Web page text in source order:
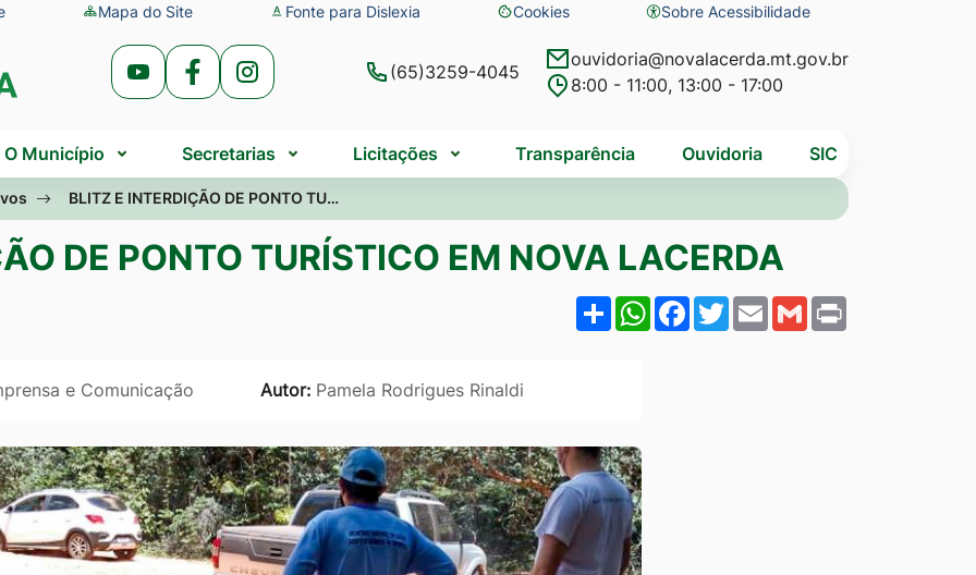
Mapa do Site Fonte para Dislexia Cookies
Abrir
preferências
de
Sobre Acessibilidade
Acessar
Rede
Social
Youtube
Acessar
Rede
Social
Facebook
Acessar
Rede
Social
Instagram
(65)3259-4045
ouvidoria@novalacerda.mt.gov.br
8:00 - 11:00, 13:00 - 17:00
O Município Secretarias Licitações Transparência Ouvidoria SIC
BLITZ E INTERDIÇÃO DE PONTO TU…
DE PONTO TURÍSTICO EM NOVA LACERDA
ShareWhatsApp
Facebook
Twitter
EmailGmail
e Comunicação Autor: Pamela Rodrigues Rinaldi